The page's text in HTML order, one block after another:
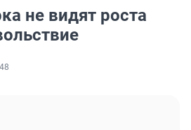
не видят роста